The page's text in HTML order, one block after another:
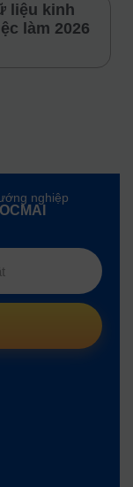
liệu kinh
làm 2026
nghiệp